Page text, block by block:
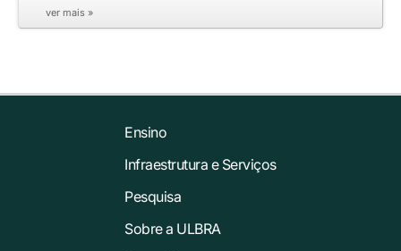
ver mais »
Ensino
Infraestrutura e Serviços
Pesquisa
Sobre a ULBRA